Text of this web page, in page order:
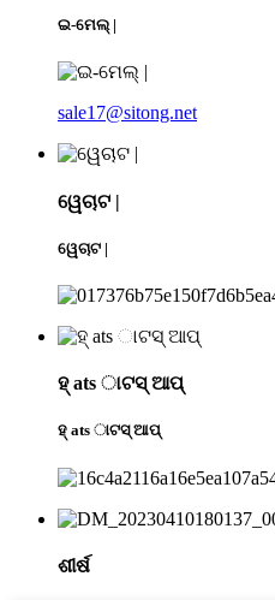
ଇ-ମେଲ୍ |
sale17@sitong.net
ୱେଚାଟ |
ୱେଚାଟ |
ହ୍ ats ାଟସ୍ ଆପ୍
ହ୍ ats ାଟସ୍ ଆପ୍
ଶୀର୍ଷ